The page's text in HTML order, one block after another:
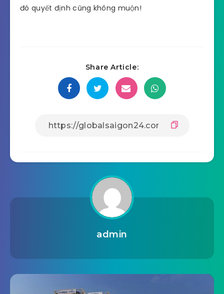
đó quyết định cũng không muộn!
Share Article:
admin